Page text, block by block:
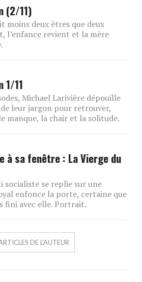
(2/11)
moins deux êtres que deux
l’enfance revient et la mère
1/11
Michael Larivière dépouille
de leur jargon pour retrouver,
manque, la chair et la solitude.
à sa fenêtre : La Vierge du
socialiste se replie sur une
enfonce la porte, certaine que
fini avec elle. Portrait.
DE L'AUTEUR